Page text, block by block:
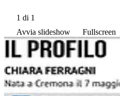
1 di 1
Avvia slideshow
Fullscreen